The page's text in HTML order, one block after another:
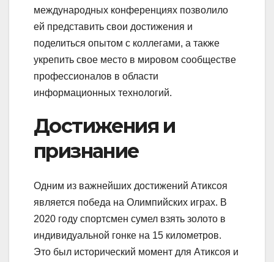
международных конференциях позволило
ей представить свои достижения и
поделиться опытом с коллегами, а также
укрепить свое место в мировом сообществе
профессионалов в области
информационных технологий.
Достижения и
признание
Одним из важнейших достижений Атиксоя
является победа на Олимпийских играх. В
2020 году спортсмен сумел взять золото в
индивидуальной гонке на 15 километров.
Это был исторический момент для Атиксоя и